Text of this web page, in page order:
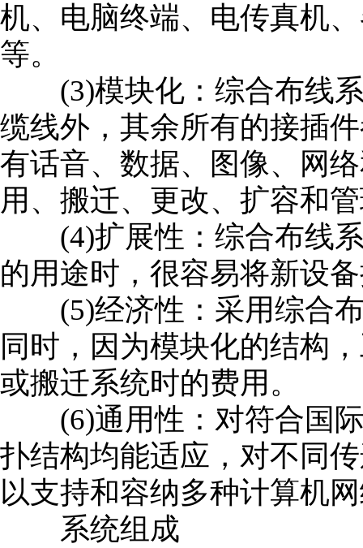
机、电脑终端、电传真机
等。
(3)模块化：综合布线系
缆线外，其余所有的接插
有话音、数据、图像、网
用、搬迁、更改、扩容和
(4)扩展性：综合布线系
的用途时，很容易将新设
(5)经济性：采用综合布
同时，因为模块化的结构
或搬迁系统时的费用。
(6)通用性：对符合国际
扑结构均能适应，对不同
以支持和容纳多种计算机
系统组成